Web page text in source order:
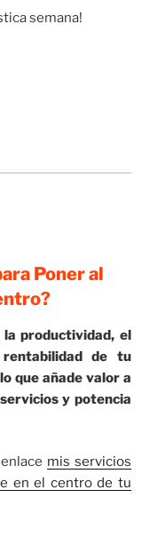
semana!
Poner al
productividad, el
de tu
que añade valor a
y potencia
mis servicios
en el centro de tu